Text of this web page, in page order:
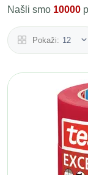
Našli smo 10000
Pokaži: 12